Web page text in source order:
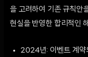
을 고려하여 기존 규칙안
현실을 반영한 합리적인
2024년: 이벤트 계약